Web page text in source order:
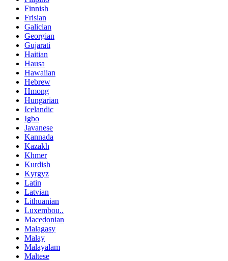
Finnish
Frisian
Galician
Georgian
Gujarati
Haitian
Hausa
Hawaiian
Hebrew
Hmong
Hungarian
Icelandic
Igbo
Javanese
Kannada
Kazakh
Khmer
Kurdish
Kyrgyz
Latin
Latvian
Lithuanian
Luxembou..
Macedonian
Malagasy
Malay
Malayalam
Maltese